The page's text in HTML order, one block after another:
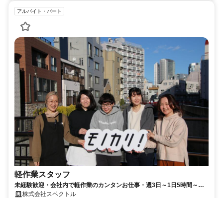
アルバイト・パート
軽作業スタッフ
未経験歓迎・会社内で軽作業のカンタンお仕事・週3日～1日5時間～
OK・フリーターや主婦（夫）活躍中・アルバイト初心者も歓迎・長く働
株式会社スペクトル